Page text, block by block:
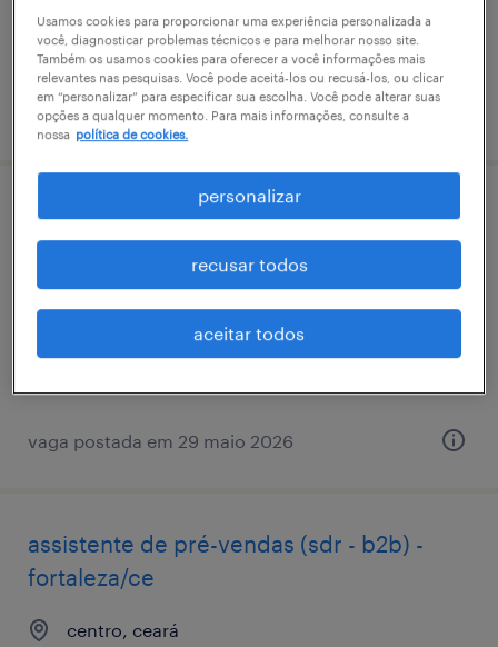
vaga postada em 18 maio 2026
assistente de qualidade - vitória - es
centro, espírito santo
R$2,501 - R$3,500 por mês
vaga postada em 29 maio 2026
assistente de pré-vendas (sdr - b2b) -
fortaleza/ce
centro, ceará
Usamos cookies para proporcionar uma experiência personalizada a
você, diagnosticar problemas técnicos e para melhorar nosso site.
Também os usamos cookies para oferecer a você informações mais
relevantes nas pesquisas. Você pode aceitá-los ou recusá-los, ou clicar
em “personalizar” para especificar sua escolha. Você pode alterar suas
opções a qualquer momento. Para mais informações, consulte a
nossa política de cookies.
personalizar
recusar todos
aceitar todos